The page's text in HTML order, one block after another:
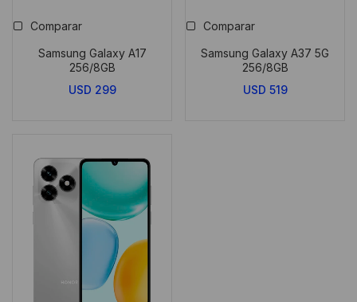
Comparar
Samsung Galaxy A17
256/8GB
USD 299
Comparar
Samsung Galaxy A37 5G
256/8GB
USD 519